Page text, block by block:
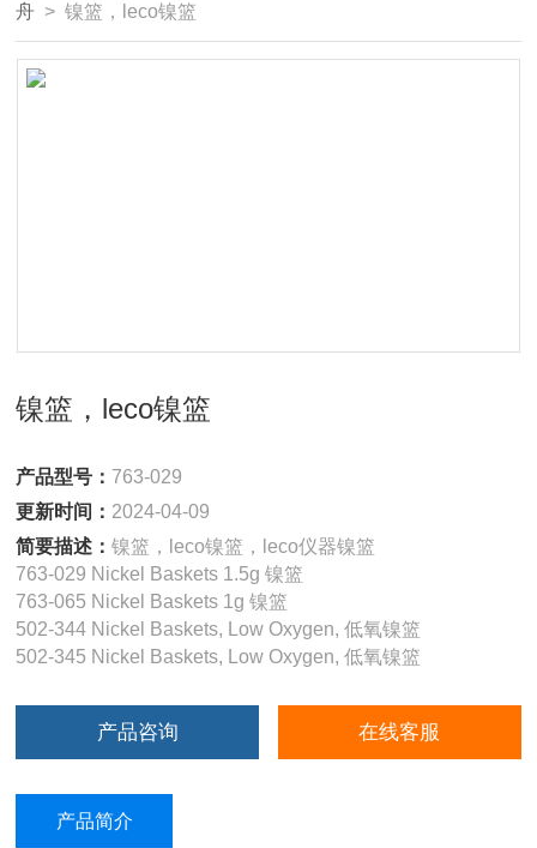
舟 > 镍篮，leco镍篮
镍篮，leco镍篮
产品型号： 763-029
更新时间： 2024-04-09
简要描述：镍篮，leco镍篮，leco仪器镍篮
763-029 Nickel Baskets 1.5g 镍篮
763-065 Nickel Baskets 1g 镍篮
502-344 Nickel Baskets, Low Oxygen, 低氧镍篮
502-345 Nickel Baskets, Low Oxygen, 低氧镍篮
产品咨询 在线客服
产品简介